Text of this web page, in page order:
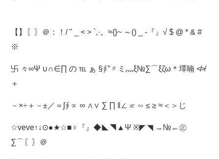
【】〖〗＠：！/ " _ < > `,·。≈{}~ ～() _ -『』√ $ @ * & #
※
卐 々∞Ψ ∪∩∈∏ の ℡ ぁ §∮”〃ミ灬ξ№∑⌒ξζω＊墿暔 ≮≯
＋
－×÷＋－±／＝∫∮∝ ∞ ∧∨ ∑ ∏ ‖∠ ≌ ∽ ≤ ≥ ≈＜＞じ
☆veve↑↓⊙●★☆■♀『』◆◣◥▲Ψ ※◤ ◥ →№←㊣
∑⌒〖〗＠